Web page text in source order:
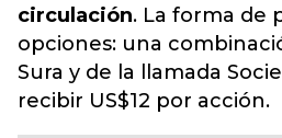
circulación. La forma de
opciones: una
Sura y de la llamada
recibir US$12 por acción.